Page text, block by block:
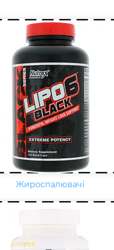
Жироспалювачі
кожному спортсмену
вітаміни групи В,
вітамін Т, вітаміни С, D,
Постійні тренування,
та психологічні
змагання
добову норму
та мінералів у 1,5-2